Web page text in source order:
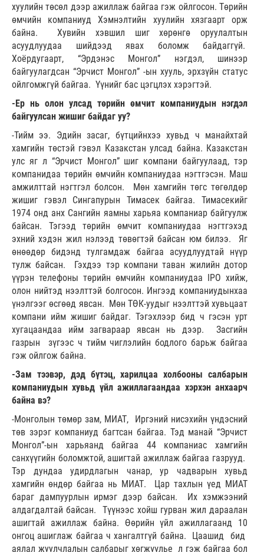
хуулийн төсөл дээр ажиллаж байгаа гэж ойлгосон. Төрийн
өмчийн компаниуд Хэмнэлтийн хуулийн хязгаарт орж
байна. Хувийн хэвшил шиг хөрөнгө оруулалтын
асуудлуудаа шийдээд явах боломж байдаггүй.
Хоёрдугаарт, “Эрдэнэс Монгол” нэгдэл, шинээр
байгуулагдсан “Эрчист Монгол” -ын хууль, эрхзүйн статус
ойлгомжгүй байгаа. Үүнийг бас цэгцлэх хэрэгтэй.
-Ер нь олон улсад төрийн өмчит компаниудын нэгдэл
байгуулсан жишиг байдаг уу?
-Тийм ээ. Эдийн засаг, бүтцийнхээ хувьд ч манайхтай
хамгийн төстэй гэвэл Казакстан улсад байна. Казакстан
улс яг л “Эрчист Монгол” шиг компани байгуулаад, тэр
компанидаа төрийн өмчийн компаниудаа нэгтгэсэн. Маш
амжилттай нэгтгэл болсон. Мөн хамгийн төгс төгөлдөр
жишиг гэвэл Сингапурын Тимасек байгаа. Тимасекийг
1974 онд анх Сангийн яамны харьяа компаниар байгуулж
байсан. Тэгээд төрийн өмчит компаниудаа нэгтгэхэд
эхний хэдэн жил нэлээд төвөгтэй байсан юм билээ. Яг
өнөөдөр бидэнд тулгамдаж байгаа асуудлуудтай нүүр
тулж байсан. Гэхдээ тэр компани таван жилийн дотор
үүрэн телефоны төрийн өмчийн компаниудаа IPO хийж,
олон нийтэд нээлттэй болгосон. Ингээд компаниудынхаа
үнэлгээг өсгөөд явсан. Мөн ТӨК-уудыг нээлттэй хувьцаат
компани ийм жишиг байдаг. Тэгэхлээр бид ч гэсэн урт
хугацаандаа ийм загвараар явсан нь дээр. Засгийн
газрын зүгээс ч тийм чиглэлийн бодлого барьж байгаа
гэж ойлгож байна.
-Зам тээвэр, дэд бүтэц, харилцаа холбооны салбарын
компаниудын хувьд үйл ажиллагаандаа хэрхэн анхаарч
байна вэ?
-Монголын төмөр зам, МИАТ, Иргэний нисэхийн үндэсний
төв зэрэг компаниуд багтсан байгаа. Тэд манай “Эрчист
Монгол”-ын харьяанд байгаа 44 компаниас хамгийн
санхүүгийн боломжтой, ашигтай ажиллаж байгаа газрууд.
Тэр дундаа удирдлагын чанар, ур чадварын хувьд
хамгийн өндөр байгаа нь МИАТ. Цар тахлын үед МИАТ
бараг дампуурлын ирмэг дээр байсан. Их хэмжээний
алдагдалтай байсан. Түүнээс хойш гурван жил дараалан
ашигтай ажиллаж байна. Өөрийн үйл ажиллагаанд 10
онгоц ашиглаж байгаа ч хангалтгүй байна. Цаашид бид
аялал жуулчлалын салбарыг хөгжүүлье л гэж байгаа бол